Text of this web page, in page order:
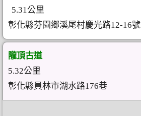
5.31公里
彰化縣芬園鄉溪尾村慶光路12-16號
隴頂古道
5.32公里
彰化縣員林市湖水路176巷